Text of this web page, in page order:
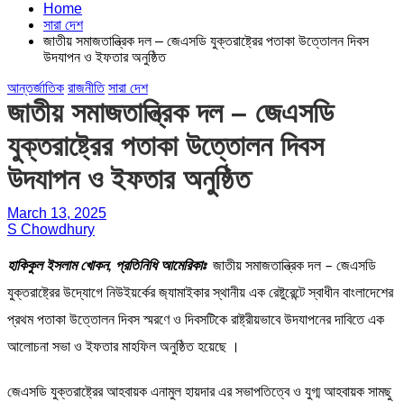
Home
সারা দেশ
জাতীয় সমাজতান্ত্রিক দল – জেএসডি যুক্তরাষ্ট্রের পতাকা উত্তোলন দিবস
উদযাপন ও ইফতার অনুষ্ঠিত
আন্তর্জাতিক রাজনীতি সারা দেশ
জাতীয় সমাজতান্ত্রিক দল – জেএসডি
যুক্তরাষ্ট্রের পতাকা উত্তোলন দিবস
উদযাপন ও ইফতার অনুষ্ঠিত
March 13, 2025
S Chowdhury
হাকিকুল ইসলাম খোকন, প্রতিনিধি আমেরিকাঃ জাতীয় সমাজতান্ত্রিক দল – জেএসডি
যুক্তরাষ্ট্রের উদ্যোগে নিউইয়র্কের জ‍্যামাইকার স্থানীয় এক রেষ্টুরেন্টে স্বাধীন বাংলাদেশের
প্রথম পতাকা উত্তোলন দিবস স্মরণে ও দিবসটিকে রাষ্ট্রীয়ভাবে উদযাপনের দাবিতে এক
আলোচনা সভা ও ইফতার মাহফিল অনুষ্ঠিত হয়েছে ।
জেএসডি যুক্তরাষ্ট্রের আহবায়ক এনামুল হায়দার এর সভাপতিত্বে ও যুগ্ম আহবায়ক সামছু